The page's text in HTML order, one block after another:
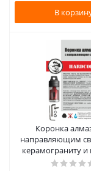
В
Коронка
направляющим
керамограниту
30мм